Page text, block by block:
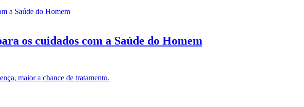
os cuidados com a Saúde do Homem
maior a chance de tratamento.